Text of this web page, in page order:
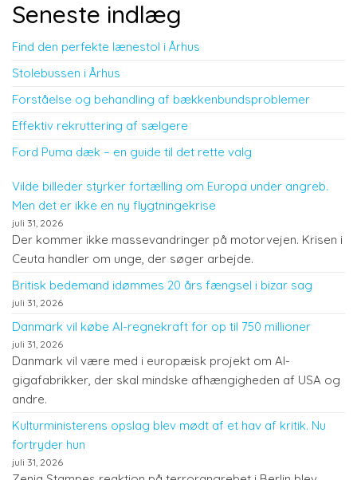
Seneste indlæg
Find den perfekte lænestol i Århus
Stolebussen i Århus
Forståelse og behandling af bækkenbundsproblemer
Effektiv rekruttering af sælgere
Ford Puma dæk – en guide til det rette valg
Vilde billeder styrker fortælling om Europa under angreb.
Men det er ikke en ny flygtningekrise
juli 31, 2026
Der kommer ikke massevandringer på motorvejen. Krisen i
Ceuta handler om unge, der søger arbejde.
Britisk bedemand idømmes 20 års fængsel i bizar sag
juli 31, 2026
Danmark vil købe AI-regnekraft for op til 750 millioner
juli 31, 2026
Danmark vil være med i europæisk projekt om AI-
gigafabrikker, der skal mindske afhængigheden af USA og
andre.
Kulturministerens opslag blev mødt af et hav af kritik. Nu
fortryder hun
juli 31, 2026